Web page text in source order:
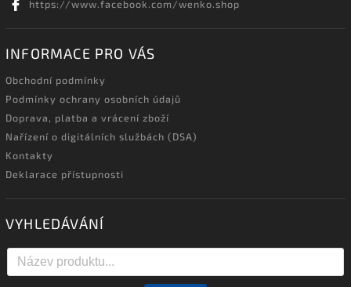
https://www.facebook.com/wenko.shop
INFORMACE PRO VÁS
Obchodní podmínky
Podmínky ochrany osobních údajů
Doprava, platba a vrácení zboží
Nařízení o digitálních službách (DSA)
Kontakty
Deklarace přístupnosti
VYHLEDÁVÁNÍ